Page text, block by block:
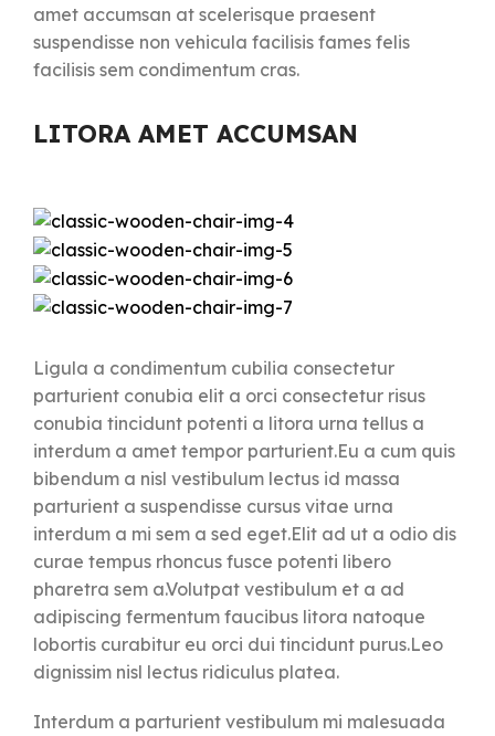
amet accumsan at scelerisque praesent
suspendisse non vehicula facilisis fames felis
facilisis sem condimentum cras.
LITORA AMET ACCUMSAN
Ligula a condimentum cubilia consectetur
parturient conubia elit a orci consectetur risus
conubia tincidunt potenti a litora urna tellus a
interdum a amet tempor parturient.Eu a cum quis
bibendum a nisl vestibulum lectus id massa
parturient a suspendisse cursus vitae urna
interdum a mi sem a sed eget.Elit ad ut a odio dis
curae tempus rhoncus fusce potenti libero
pharetra sem a.Volutpat vestibulum et a ad
adipiscing fermentum faucibus litora natoque
lobortis curabitur eu orci dui tincidunt purus.Leo
dignissim nisl lectus ridiculus platea.
Interdum a parturient vestibulum mi malesuada